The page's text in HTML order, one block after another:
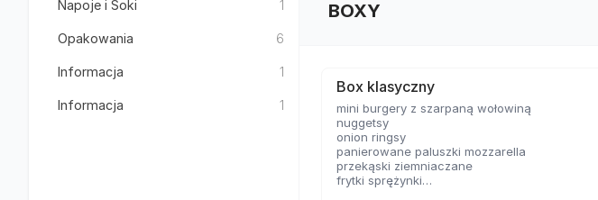
Napoje i Soki 1
Opakowania 6
Informacja 1
Informacja 1
BOXY
Box klasyczny
mini burgery z szarpaną wołowiną
nuggetsy
onion ringsy
panierowane paluszki mozzarella
przekąski ziemniaczane
frytki sprężynki